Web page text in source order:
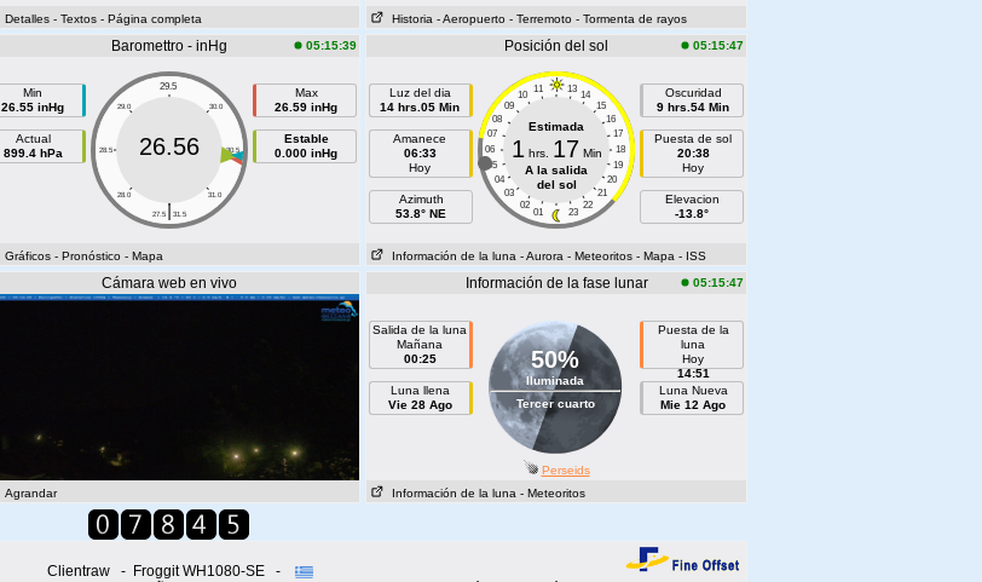
Detalles - Textos - Página completa Historia - Aeropuerto - Terremoto - Tormenta de rayos
Baromettro - inHg 05:15:39
Min
26.55 inHg
Actual
899.4 hPa
29.5
29.0 30.0
28.5 30.5
28.0 31.0
|
27.5 31.5
26.56
Max
26.59 inHg
Estable
0.000 inHg
Gráficos - Pronóstico - Mapa
Posición del sol 05:15:47
Luz del dia
14 hrs.05 Min
Amanece
06:33
Hoy
Azimuth
53.8° NE
11 13
10
14
09
15
08
16
07
17
06
18
05
19
04
20
03
21
02
22
01 23
Estimada
1 hrs. 17 Min
A la salida
del sol
Oscuridad
9 hrs.54 Min
Puesta de sol
20:38
Hoy
Elevacion
-13.8°
Información de la luna - Aurora - Meteoritos - Mapa - ISS
Cámara web en vivo
Agrandar
Información de la fase lunar 05:15:47
Salida de la luna
Mañana
00:25
Luna llena
Vie 28 Ago
50%
Iluminada
Tercer cuarto
Puesta de la
luna
Hoy
14:51
Luna Nueva
Mie 12 Ago
Perseids
Información de la luna - Meteoritos
Clientraw - Froggit WH1080-SE -